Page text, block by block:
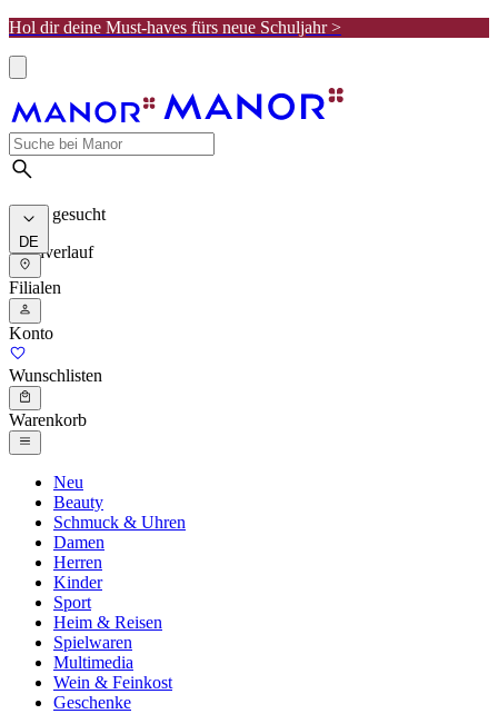
Hol dir deine Must-haves fürs neue Schuljahr >
Meist gesucht
Suchverlauf
DE
Filialen
Konto
Wunschlisten
Warenkorb
Neu
Beauty
Schmuck & Uhren
Damen
Herren
Kinder
Sport
Heim & Reisen
Spielwaren
Multimedia
Wein & Feinkost
Geschenke